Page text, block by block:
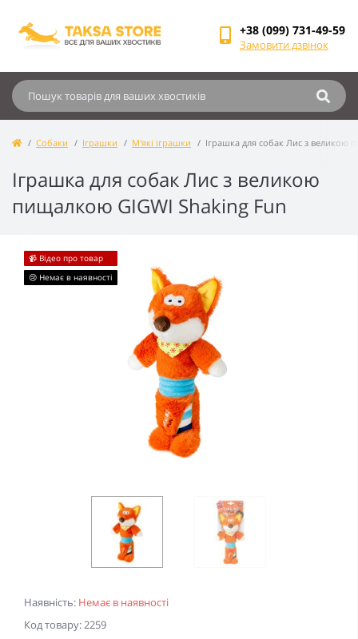
+38 (099) 731-49-59
Замовити дзвінок
Собаки Іграшки М'які іграшки Іграшка для собак Лис з великою
Іграшка для собак Лис з великою
пищалкою GIGWI Shaking Fun
Наявність: Немає в наявності
Код товару: 2259
📹 Відео про товар
😢 Немає в наявності